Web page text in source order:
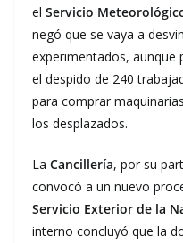
el Servicio
negó que se vaya a
experimentados, aunque
el despido de 240
para comprar
los desplazados.
La Cancillería, por su
convocó a un nuevo
Servicio Exterior de la
interno concluyó que la